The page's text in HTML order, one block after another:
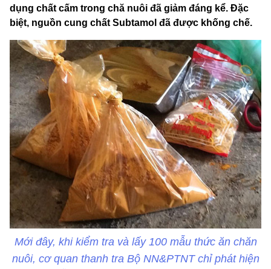
dụng chất cấm trong chă nuôi đã giảm đáng kể. Đặc
biệt, nguồn cung chất Subtamol đã được khống chế.
Mới đây, khi kiểm tra và lấy 100 mẫu thức ăn chăn
nuôi, cơ quan thanh tra Bộ NN&PTNT chỉ phát hiện